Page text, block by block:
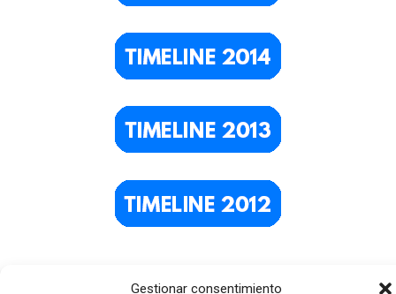
Gestionar consentimiento